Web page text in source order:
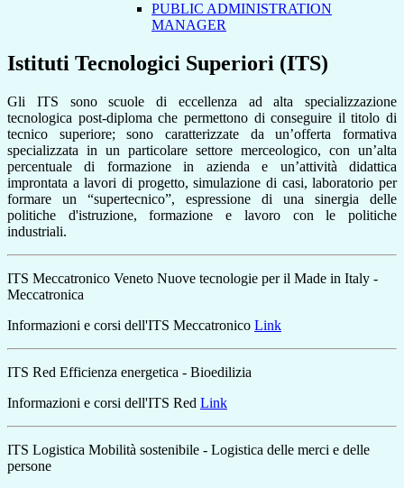
PUBLIC ADMINISTRATION
MANAGER
Istituti Tecnologici Superiori (ITS)
Gli ITS sono scuole di eccellenza ad alta specializzazione
tecnologica post-diploma che permettono di conseguire il titolo di
tecnico superiore; sono caratterizzate da un’offerta formativa
specializzata in un particolare settore merceologico, con un’alta
percentuale di formazione in azienda e un’attività didattica
improntata a lavori di progetto, simulazione di casi, laboratorio per
formare un “supertecnico”, espressione di una sinergia delle
politiche d'istruzione, formazione e lavoro con le politiche
industriali.
ITS Meccatronico Veneto Nuove tecnologie per il Made in Italy -
Meccatronica
Informazioni e corsi dell'ITS Meccatronico Link
ITS Red Efficienza energetica - Bioedilizia
Informazioni e corsi dell'ITS Red Link
ITS Logistica Mobilità sostenibile - Logistica delle merci e delle
persone